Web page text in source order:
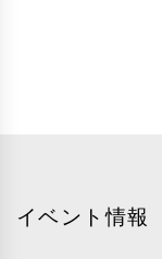
イベント情報